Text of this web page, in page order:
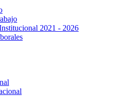
2021 - 2026